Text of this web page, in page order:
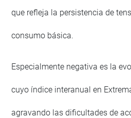
que refleja la persistencia de
consumo básica.
Especialmente negativa es la
cuyo índice interanual en
agravando las dificultades de